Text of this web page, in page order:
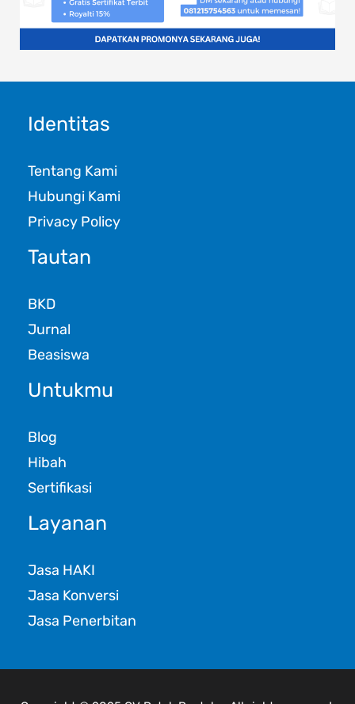
Identitas
Tentang Kami
Hubungi Kami
Privacy Policy
Tautan
BKD
Jurnal
Beasiswa
Untukmu
Blog
Hibah
Sertifikasi
Layanan
Jasa HAKI
Jasa Konversi
Jasa Penerbitan